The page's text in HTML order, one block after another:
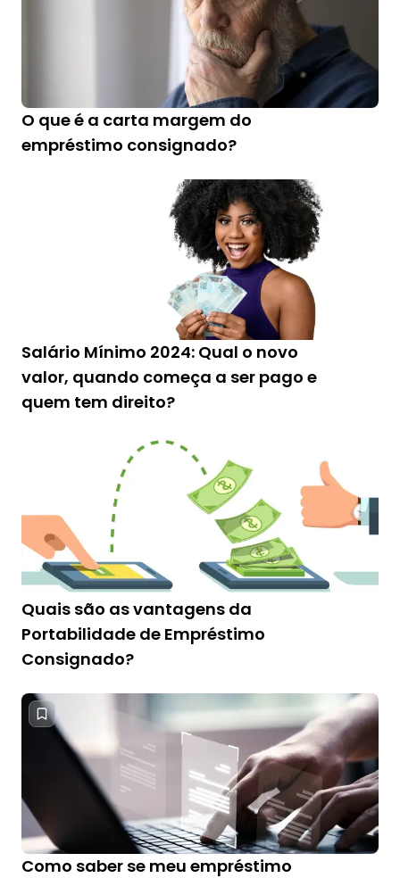
O que é a carta margem do
empréstimo consignado?
Salário Mínimo 2024: Qual o novo
valor, quando começa a ser pago e
quem tem direito?
Quais são as vantagens da
Portabilidade de Empréstimo
Consignado?
Como saber se meu empréstimo